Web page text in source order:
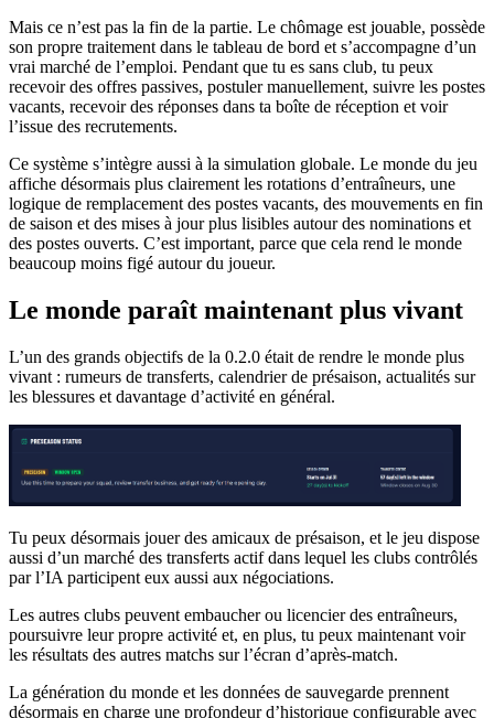
Mais ce n’est pas la fin de la partie. Le chômage est jouable, possède
son propre traitement dans le tableau de bord et s’accompagne d’un
vrai marché de l’emploi. Pendant que tu es sans club, tu peux
recevoir des offres passives, postuler manuellement, suivre les postes
vacants, recevoir des réponses dans ta boîte de réception et voir
l’issue des recrutements.
Ce système s’intègre aussi à la simulation globale. Le monde du jeu
affiche désormais plus clairement les rotations d’entraîneurs, une
logique de remplacement des postes vacants, des mouvements en fin
de saison et des mises à jour plus lisibles autour des nominations et
des postes ouverts. C’est important, parce que cela rend le monde
beaucoup moins figé autour du joueur.
Le monde paraît maintenant plus vivant
L’un des grands objectifs de la 0.2.0 était de rendre le monde plus
vivant : rumeurs de transferts, calendrier de présaison, actualités sur
les blessures et davantage d’activité en général.
Tu peux désormais jouer des amicaux de présaison, et le jeu dispose
aussi d’un marché des transferts actif dans lequel les clubs contrôlés
par l’IA participent eux aussi aux négociations.
Les autres clubs peuvent embaucher ou licencier des entraîneurs,
poursuivre leur propre activité et, en plus, tu peux maintenant voir
les résultats des autres matchs sur l’écran d’après-match.
La génération du monde et les données de sauvegarde prennent
désormais en charge une profondeur d’historique configurable avec